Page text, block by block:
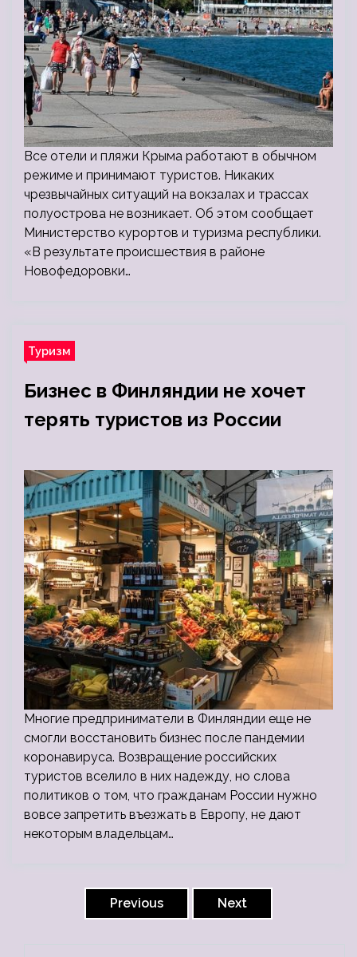
Все отели и пляжи Крыма работают в обычном
режиме и принимают туристов. Никаких
чрезвычайных ситуаций на вокзалах и трассах
полуострова не возникает. Об этом сообщает
Министерство курортов и туризма республики.
«В результате происшествия в районе
Новофедоровки…
Туризм
Бизнес в Финляндии не хочет
терять туристов из России
Многие предприниматели в Финляндии еще не
смогли восстановить бизнес после пандемии
коронавируса. Возвращение российских
туристов вселило в них надежду, но слова
политиков о том, что гражданам России нужно
вовсе запретить въезжать в Европу, не дают
некоторым владельцам…
Previous Next